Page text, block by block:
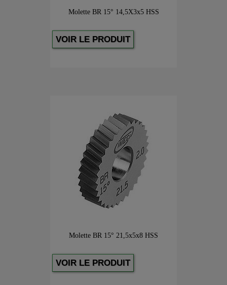
Molette BR 15° 14,5X3x5 HSS
VOIR LE PRODUIT
Molette BR 15° 21,5x5x8 HSS
VOIR LE PRODUIT